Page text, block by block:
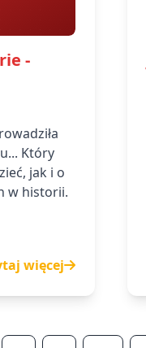
-
Który
jak i o
w historii.
więcej